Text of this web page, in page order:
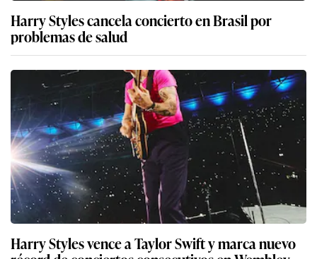
Harry Styles cancela concierto en Brasil por
problemas de salud
Harry Styles vence a Taylor Swift y marca nuevo